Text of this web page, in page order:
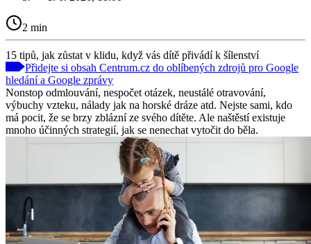
2 min
15 tipů, jak zůstat v klidu, když vás dítě přivádí k šílenství
Přidejte si obsah Centrum.cz do oblíbených zdrojů pro Google
hledání a Google zprávy
Nonstop odmlouvání, nespočet otázek, neustálé otravování,
výbuchy vzteku, nálady jak na horské dráze atd. Nejste sami, kdo
má pocit, že se brzy zblázní ze svého dítěte. Ale naštěstí existuje
mnoho účinných strategií, jak se nenechat vytočit do běla.